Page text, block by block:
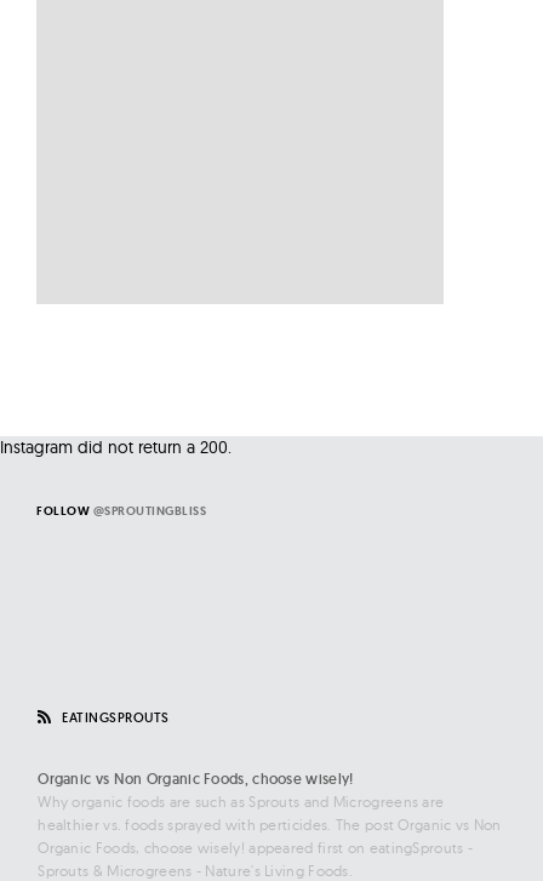
Instagram did not return a 200.
FOLLOW @SPROUTINGBLISS
EATINGSPROUTS
Organic vs Non Organic Foods, choose wisely!
Why organic foods are such as Sprouts and Microgreens are
healthier vs. foods sprayed with perticides. The post Organic vs Non
Organic Foods, choose wisely! appeared first on eatingSprouts -
Sprouts & Microgreens - Nature's Living Foods.